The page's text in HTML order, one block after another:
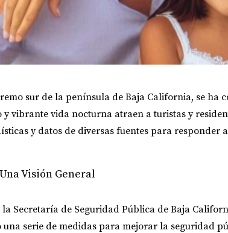
sur de la península de Baja California, se ha
vibrante vida nocturna atraen a turistas y
y datos de diversas fuentes para
Visión General
Secretaría de Seguridad Pública de Baja
una serie de medidas para mejorar la seguridad